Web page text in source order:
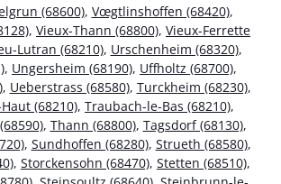
(68600), Vœgtlinshoffen (68420),
, Vieux-Thann (68800), Vieux-Ferrette
Lutran (68210), Urschenheim (68320),
, Ungersheim (68190), Uffholtz (68700),
, Ueberstrass (68580), Turckheim (68230),
(68210), Traubach-le-Bas (68210),
, Thann (68800), Tagsdorf (68130),
, Sundhoffen (68280), Strueth (68580),
, Storckensohn (68470), Stetten (68510),